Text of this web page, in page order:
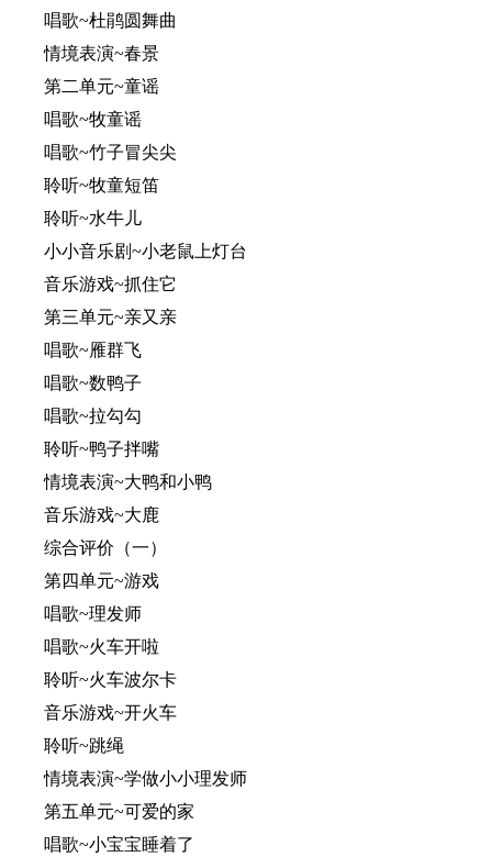
唱歌~杜鹃圆舞曲
情境表演~春景
第二单元~童谣
唱歌~牧童谣
唱歌~竹子冒尖尖
聆听~牧童短笛
聆听~水牛儿
小小音乐剧~小老鼠上灯台
音乐游戏~抓住它
第三单元~亲又亲
唱歌~雁群飞
唱歌~数鸭子
唱歌~拉勾勾
聆听~鸭子拌嘴
情境表演~大鸭和小鸭
音乐游戏~大鹿
综合评价（一）
第四单元~游戏
唱歌~理发师
唱歌~火车开啦
聆听~火车波尔卡
音乐游戏~开火车
聆听~跳绳
情境表演~学做小小理发师
第五单元~可爱的家
唱歌~小宝宝睡着了